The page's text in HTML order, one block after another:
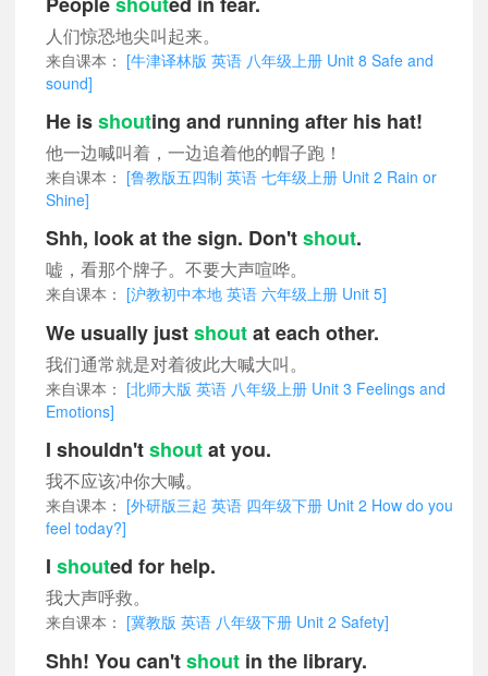
人们惊恐地尖叫起来。
来自课本： [牛津译林版 英语 八年级上册 Unit 8 Safe and
sound]
He isshouting and running after his hat!
他一边喊叫着，一边追着他的帽子跑！
来自课本： [鲁教版五四制 英语 七年级上册 Unit 2 Rain or
Shine]
Shh, look at the sign. Don'tshout.
嘘，看那个牌子。不要大声喧哗。
来自课本： [沪教初中本地 英语 六年级上册 Unit 5]
We usually justshoutat each other.
我们通常就是对着彼此大喊大叫。
来自课本： [北师大版 英语 八年级上册 Unit 3 Feelings and
Emotions]
I shouldn'tshoutat you.
我不应该冲你大喊。
来自课本： [外研版三起 英语 四年级下册 Unit 2 How do you
feel today?]
I shouted for help.
我大声呼救。
来自课本： [冀教版 英语 八年级下册 Unit 2 Safety]
Shh! You can'tshout in the library.